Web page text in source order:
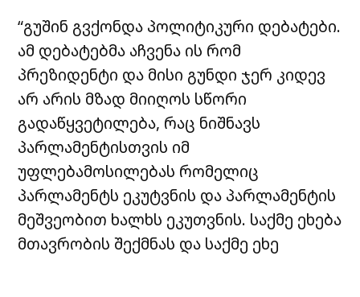
“გუშინ გვქონდა პოლიტიკური დებატები.
ამ დებატებმა აჩვენა ის რომ
პრეზიდენტი და მისი გუნდი ჯერ კიდევ
არ არის მზად მიიღოს სწორი
გადაწყვეტილება, რაც ნიშნავს
პარლამენტისთვის იმ
უფლებამოსილებას რომელიც
პარლამენტს ეკუტვნის და პარლამენტის
მეშვეობით ხალხს ეკუთვნის. საქმე ეხება
მთავრობის შექმნას და საქმე ეხე